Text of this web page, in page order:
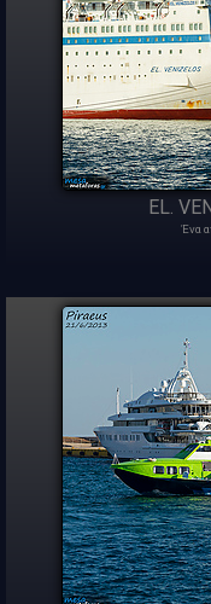
EL.
Ένα